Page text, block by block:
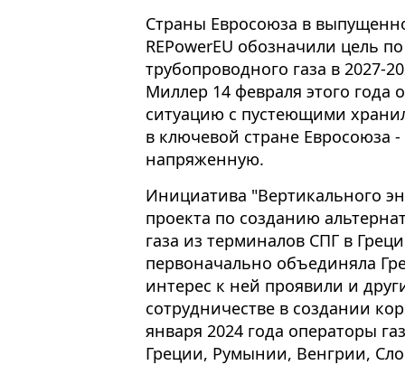
Страны Евросоюза в
REPowerEU обозначили цель
трубопроводного газа в 2027-
Миллер 14 февраля этого
ситуацию с пустеющими
в ключевой стране Евросоюза
напряженную.
Инициатива "Вертикального
проекта по созданию
газа из терминалов СПГ в
первоначально объединяла
интерес к ней проявили и
сотрудничестве в создании
января 2024 года операторы
Греции, Румынии, Венгрии,